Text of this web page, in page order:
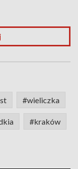
#wieliczka
#kraków